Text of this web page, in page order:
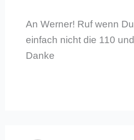
An Werner! Ruf wenn
einfach nicht die 110
Danke